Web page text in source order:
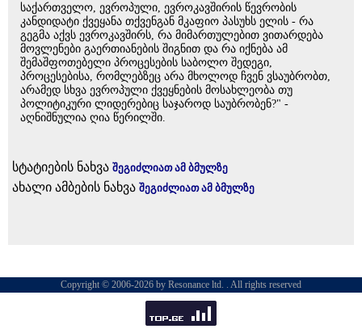
საქართველო, ევროპული, ევროკავშირის წევრობის
კანდიდატი ქვეყანა თქვენგან მკაფიო პასუხს ელის - რა
გეგმა აქვს ევროკავშირს, რა მიმართულებით ვითარდება
მოვლენები გაერთიანების შიგნით და რა იქნება ამ
შემაშფოთებელი პროცესების საბოლო შედეგი,
პროცესებისა, რომლებზეც არა მხოლოდ ჩვენ ვსაუბრობთ,
არამედ სხვა ევროპული ქვეყნების მოსახლეობა თუ
პოლიტიკური ლიდერებიც საჯაროდ საუბრობენ?" -
აღნიშნულია ღია წერილში.
სტატიების ნახვა შეგიძლიათ ამ ბმულზე
ახალი ამბების ნახვა შეგიძლიათ ამ ბმულზე
Copyright © 2006-2026 by Resonance ltd. . All rights reserved